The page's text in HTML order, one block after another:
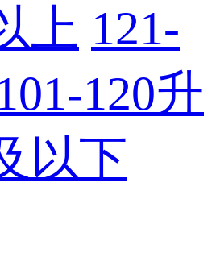
上 121-
120升
以下